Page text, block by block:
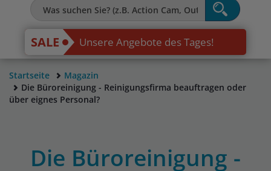
SALE Unsere Angebote des Tages!
Startseite
Magazin
Die Büroreinigung - Reinigungsfirma beauftragen oder
über eignes Personal?
Die Büroreinigung -